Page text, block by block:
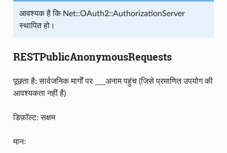
आवश्यक है कि Net::OAuth2::AuthorizationServer
स्थापित हो।
RESTPublicAnonymousRequests
पूछता है: सार्वजनिक मार्गों पर ___अनाम पहुंच (जिसे प्रमाणित उपयोग की
आवश्यकता नहीं है)
डिफ़ॉल्ट: सक्षम
मानः